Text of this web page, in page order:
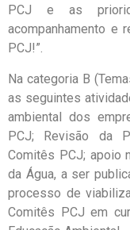
PCJ e as
acompanhamento e
PCJ!”.
Na categoria B
as seguintes
ambiental dos
PCJ; Revisão da
Comitês PCJ; apoio
da Água, a ser
processo de
Comitês PCJ em